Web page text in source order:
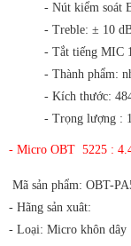
- Nút kiểm soát
- Treble: ± 10
- Tắt tiếng MIC
- Thành phẩm:
- Kích thước:
- Trọng lượng :
- Micro OBT 5225 :
Mã sản phẩm: OBT-
- Hãng sản xuât:
- Loại: Micro khôn dây